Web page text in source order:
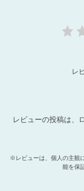
レ
レビューの投稿は、
※レビューは、個人の主観
能を保